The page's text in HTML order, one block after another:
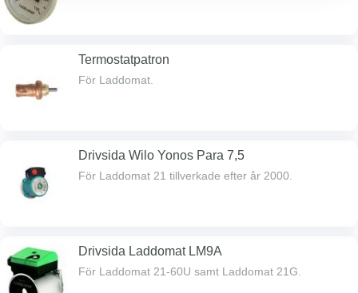
Termostatpatron
För Laddomat.
Drivsida Wilo Yonos Para 7,5
För Laddomat 21 tillverkade efter år 2000.
Drivsida Laddomat LM9A
För Laddomat 21-60U samt Laddomat 21G.